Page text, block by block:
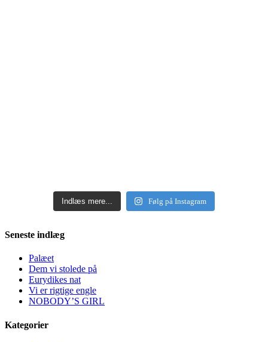
Indlæs mere... Følg på Instagram
Seneste indlæg
Palæet
Dem vi stolede på
Eurydikes nat
Vi er rigtige engle
NOBODY’S GIRL
Kategorier